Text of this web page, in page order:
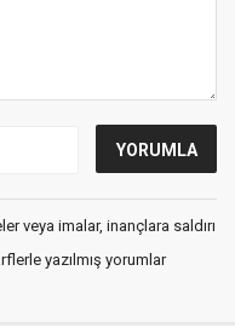
veya imalar, inançlara saldırı
yazılmış yorumlar